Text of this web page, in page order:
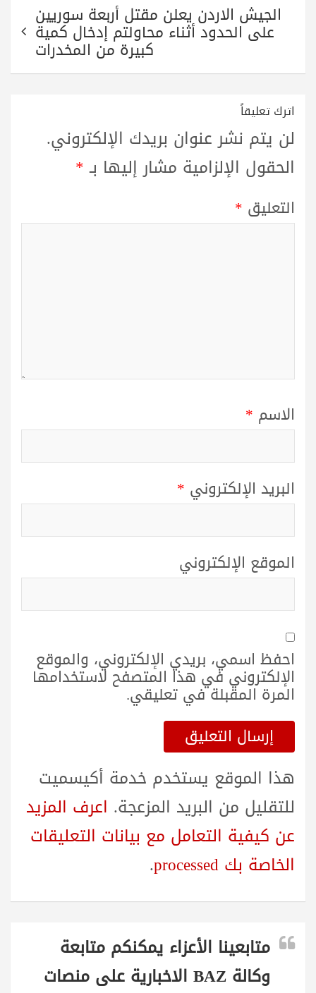
الجيش الاردن يعلن مقتل أربعة سوريين
على الحدود أثناء محاولتم إدخال كمية
كبيرة من المخدرات
اترك تعليقاً
لن يتم نشر عنوان بريدك الإلكتروني.
الحقول الإلزامية مشار إليها بـ*
التعليق *
الاسم *
البريد الإلكتروني *
الموقع الإلكتروني
احفظ اسمي، بريدي الإلكتروني، والموقع
الإلكتروني في هذا المتصفح لاستخدامها
المرة المقبلة في تعليقي.
هذا الموقع يستخدم خدمة أكيسميت
للتقليل من البريد المزعجة. اعرف المزيد
عن كيفية التعامل مع بيانات التعليقات
الخاصة بك processed
.
متابعينا الأعزاء يمكنكم متابعة
وكالة BAZ الاخبارية على منصات